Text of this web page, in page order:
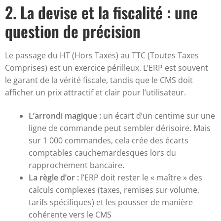
2. La devise et la fiscalité : une
question de précision
Le passage du HT (Hors Taxes) au TTC (Toutes Taxes
Comprises) est un exercice périlleux. L’ERP est souvent
le garant de la vérité fiscale, tandis que le CMS doit
afficher un prix attractif et clair pour l’utilisateur.
L’arrondi magique : un écart d’un centime sur une
ligne de commande peut sembler dérisoire. Mais
sur 1 000 commandes, cela crée des écarts
comptables cauchemardesques lors du
rapprochement bancaire.
La règle d’or : l’ERP doit rester le « maître » des
calculs complexes (taxes, remises sur volume,
tarifs spécifiques) et les pousser de manière
cohérente vers le CMS